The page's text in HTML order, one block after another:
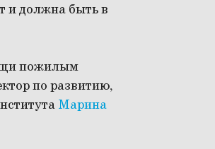
и должна быть в
пожилым
по развитию,
Марина